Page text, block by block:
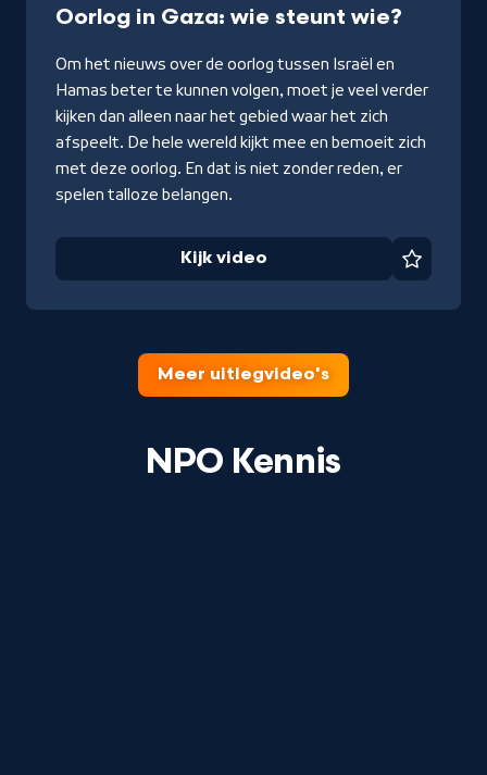
Oorlog in Gaza: wie steunt wie?
Om het nieuws over de oorlog tussen Israël en
Hamas beter te kunnen volgen, moet je veel verder
kijken dan alleen naar het gebied waar het zich
afspeelt. De hele wereld kijkt mee en bemoeit zich
met deze oorlog. En dat is niet zonder reden, er
spelen talloze belangen.
Kijk video
Meer uitlegvideo's
NPO Kennis